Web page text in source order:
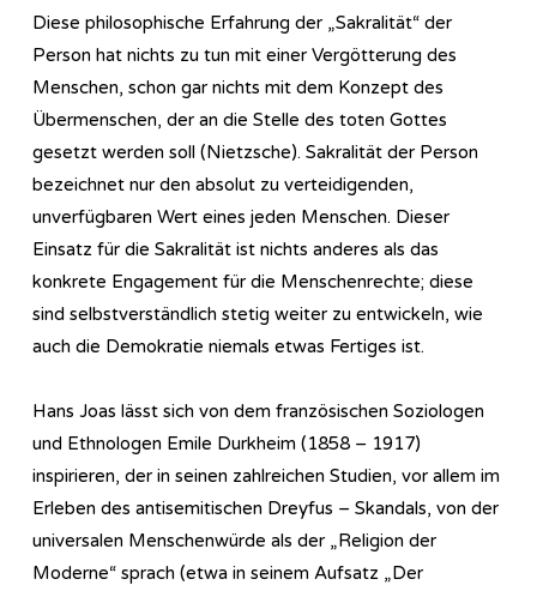
Diese philosophische Erfahrung der „Sakralität“ der
Person hat nichts zu tun mit einer Vergötterung des
Menschen, schon gar nichts mit dem Konzept des
Übermenschen, der an die Stelle des toten Gottes
gesetzt werden soll (Nietzsche). Sakralität der Person
bezeichnet nur den absolut zu verteidigenden,
unverfügbaren Wert eines jeden Menschen. Dieser
Einsatz für die Sakralität ist nichts anderes als das
konkrete Engagement für die Menschenrechte; diese
sind selbstverständlich stetig weiter zu entwickeln, wie
auch die Demokratie niemals etwas Fertiges ist.
Hans Joas lässt sich von dem französischen Soziologen
und Ethnologen Emile Durkheim (1858 – 1917)
inspirieren, der in seinen zahlreichen Studien, vor allem im
Erleben des antisemitischen Dreyfus – Skandals, von der
universalen Menschenwürde als der „Religion der
Moderne“ sprach (etwa in seinem Aufsatz „Der